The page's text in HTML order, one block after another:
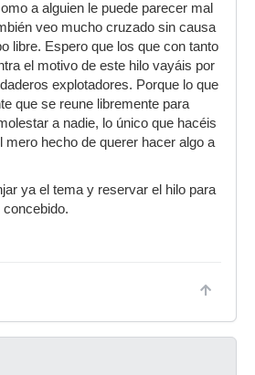
a alguien le puede parecer mal
veo mucho cruzado sin causa
libre. Espero que los que con tanto
el motivo de este hilo vayáis por
explotadores. Porque lo que
que se reune libremente para
a nadie, lo único que hacéis
mero hecho de querer hacer algo a
ya el tema y reservar el hilo para
concebido.